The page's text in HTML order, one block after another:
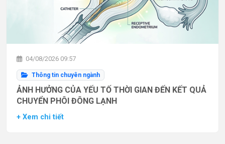
04/08/2026 09:57
Thông tin chuyên ngành
ẢNH HƯỞNG CỦA YẾU TỐ THỜI GIAN ĐẾN KẾT QUẢ
CHUYỂN PHÔI ĐÔNG LẠNH
+ Xem chi tiết